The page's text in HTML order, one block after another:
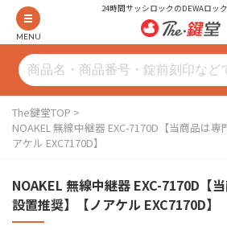
MENU
24時間サッシロックのDEWAロッ
The鍵堂TOP
NOAKEL 無線中継器 EXC-7170D【当商品は
アケル EXC7170D】
NOAKEL 無線中継器 EXC-7170D【
設置推奨】【ノアケル EXC7170D】